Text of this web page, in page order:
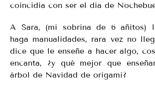
coincidia con ser el dia de
A Sara, (mi sobrina de 6 añitos)
haga manualidades, rara vez no
dice que le enseñe a hacer algo,
encanta, ¿y qué mejor que
árbol de Navidad de origami?